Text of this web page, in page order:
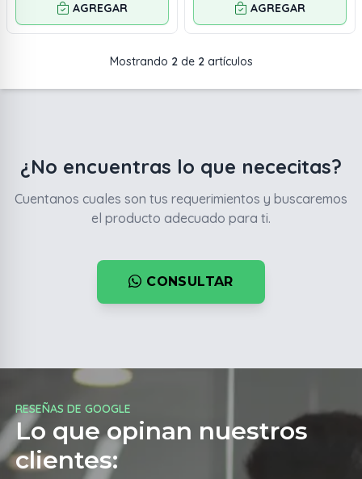
AGREGAR AGREGAR
Mostrando 2de 2artículos
¿No encuentras lo que nececitas?
Cuentanos cuales son tus requerimientos y buscaremos
el producto adecuado para ti.
CONSULTAR
RESEÑAS DE GOOGLE
Lo que opinan nuestros
clientes: